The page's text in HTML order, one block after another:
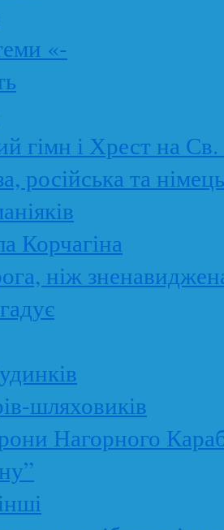
«-
гімн і Хрест на
російська та
Корчагіна
ніж
шляховиків
Нагорного